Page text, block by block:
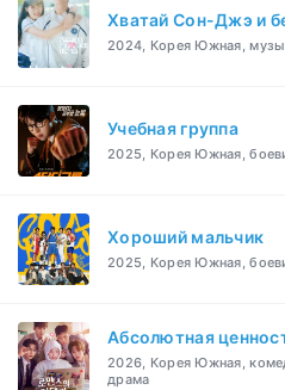
Хватай Сон-Джэ и
2024, Корея Южная,
Учебная группа
2025, Корея Южная,
Хороший мальчик
2025, Корея Южная,
Абсолютная
2026, Корея Южная,
драма